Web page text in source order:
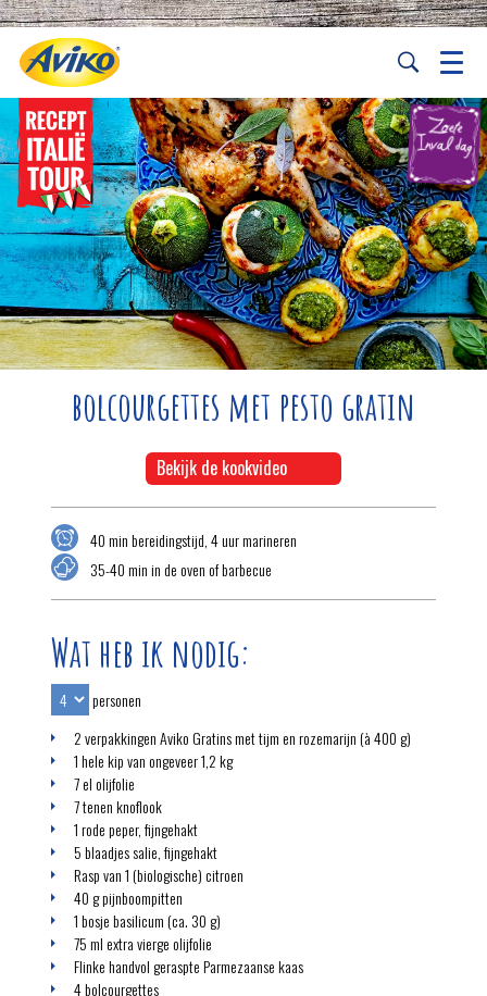
bolcourgettes met pesto gratin
Bekijk de kookvideo
40 min bereidingstijd, 4 uur marineren
35-40 min in de oven of barbecue
Wat heb ik nodig:
personen
2 verpakkingen Aviko Gratins met tijm en rozemarijn (à 400 g)
1 hele kip van ongeveer 1,2 kg
7 el olijfolie
7 tenen knoflook
1 rode peper, fijngehakt
5 blaadjes salie, fijngehakt
Rasp van 1 (biologische) citroen
40 g pijnboompitten
1 bosje basilicum (ca. 30 g)
75 ml extra vierge olijfolie
Flinke handvol geraspte Parmezaanse kaas
4 bolcourgettes